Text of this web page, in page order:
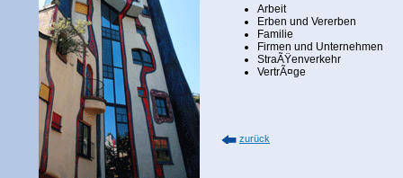
Arbeit
Erben und Vererben
Familie
Firmen und Unternehmen
StraÃŸenverkehr
VertrÃ¤ge
zurück